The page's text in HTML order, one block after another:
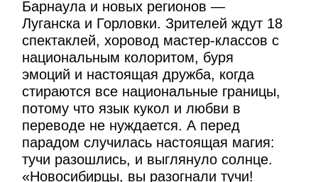
Барнаула и новых регионов —
Луганска и Горловки. Зрителей ждут 18
спектаклей, хоровод мастер-классов с
национальным колоритом, буря
эмоций и настоящая дружба, когда
стираются все национальные границы,
потому что язык кукол и любви в
переводе не нуждается. А перед
парадом случилась настоящая магия:
тучи разошлись, и выглянуло солнце.
«Новосибирцы, вы разогнали тучи!